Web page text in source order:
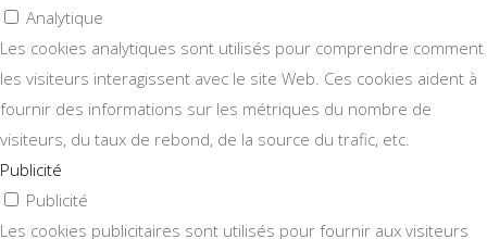
Analytique
Les cookies analytiques sont utilisés pour comprendre comment
les visiteurs interagissent avec le site Web. Ces cookies aident à
fournir des informations sur les métriques du nombre de
visiteurs, du taux de rebond, de la source du trafic, etc.
Publicité
Publicité
Les cookies publicitaires sont utilisés pour fournir aux visiteurs